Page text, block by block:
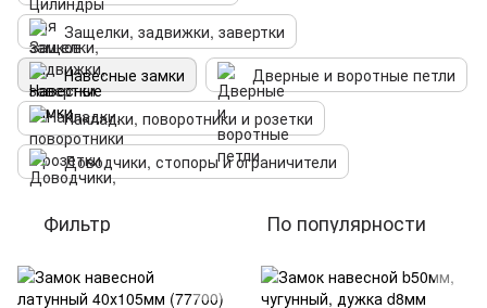
Защелки, задвижки, завертки
Навесные замки
Дверные и воротные петли
Накладки, поворотники и розетки
Доводчики, стопоры и ограничители
Фильтр По популярности